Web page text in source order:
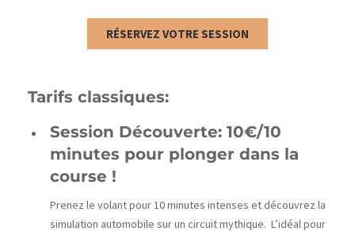
RÉSERVEZ VOTRE SESSION
Tarifs classiques:
Session Découverte: 10€/10
minutes pour plonger dans la
course !
Prenez le volant pour 10 minutes intenses et découvrez la
simulation automobile sur un circuit mythique. L’idéal pour